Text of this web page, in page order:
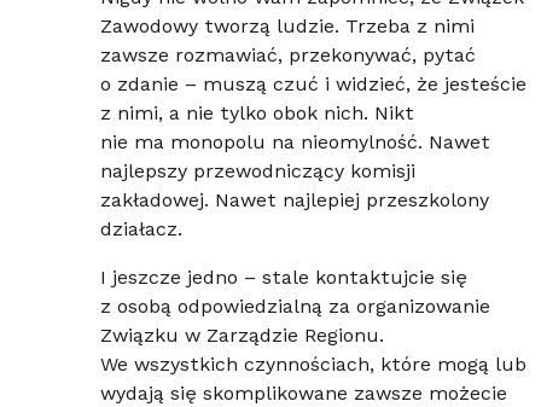
Zawodowy tworzą ludzie. Trzeba z nimi
zawsze rozmawiać, przekonywać, pytać
o zdanie – muszą czuć i widzieć, że jesteście
z nimi, a nie tylko obok nich. Nikt
nie ma monopolu na nieomylność. Nawet
najlepszy przewodniczący komisji
zakładowej. Nawet najlepiej przeszkolony
działacz.
I jeszcze jedno – stale kontaktujcie się
z osobą odpowiedzialną za organizowanie
Związku w Zarządzie Regionu.
We wszystkich czynnościach, które mogą lub
wydają się skomplikowane zawsze możecie